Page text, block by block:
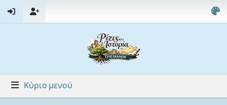
Κύριο μενού